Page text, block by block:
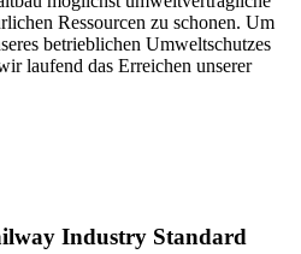
Ressourcen zu schonen. Um
betrieblichen Umweltschutzes
laufend das Erreichen unserer
Industry Standard